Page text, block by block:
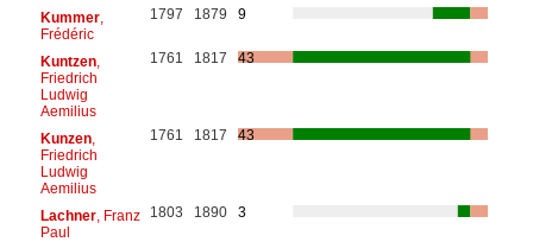
Kummer,
Frédéric
1797 1879 9
Kuntzen,
Friedrich
Ludwig
Aemilius
1761 1817 43
Kunzen,
Friedrich
Ludwig
Aemilius
1761 1817 43
Lachner, Franz
Paul
1803 1890 3